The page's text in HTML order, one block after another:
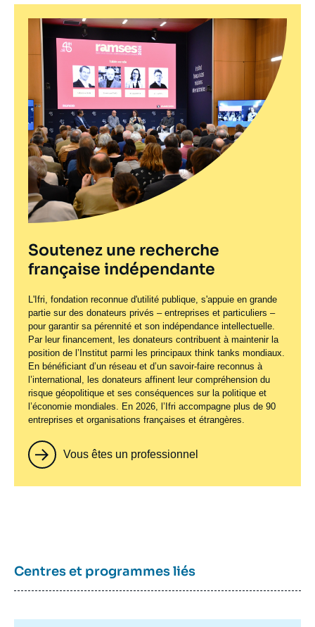
Soutenez une recherche
française indépendante
L'Ifri, fondation reconnue d'utilité publique, s'appuie en grande
partie sur des donateurs privés – entreprises et particuliers –
pour garantir sa pérennité et son indépendance intellectuelle.
Par leur financement, les donateurs contribuent à maintenir la
position de l’Institut parmi les principaux think tanks mondiaux.
En bénéficiant d’un réseau et d’un savoir-faire reconnus à
l’international, les donateurs affinent leur compréhension du
risque géopolitique et ses conséquences sur la politique et
l’économie mondiales. En 2026, l’Ifri accompagne plus de 90
entreprises et organisations françaises et étrangères.
Vous êtes un professionnel
Centres et programmes liés